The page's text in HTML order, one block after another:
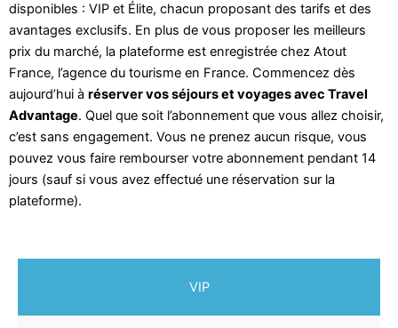
disponibles : VIP et Élite, chacun proposant des tarifs et des
avantages exclusifs. En plus de vous proposer les meilleurs
prix du marché, la plateforme est enregistrée chez Atout
France, l’agence du tourisme en France. Commencez dès
aujourd’hui à réserver vos séjours et voyages avec Travel
Advantage. Quel que soit l’abonnement que vous allez choisir,
c’est sans engagement. Vous ne prenez aucun risque, vous
pouvez vous faire rembourser votre abonnement pendant 14
jours (sauf si vous avez effectué une réservation sur la
plateforme).
VIP